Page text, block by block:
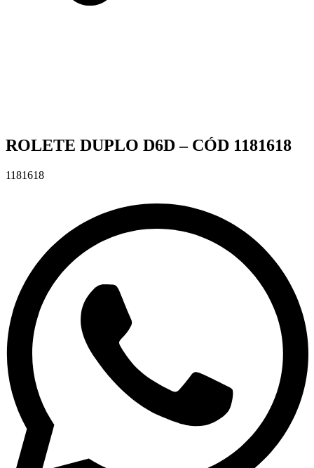
ROLETE DUPLO D6D – CÓD 1181618
1181618